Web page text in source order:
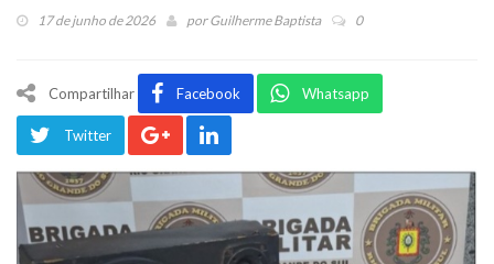
17 de junho de 2026 porGuilherme Baptista 0
Compartilhar Facebook Whatsapp
Twitter